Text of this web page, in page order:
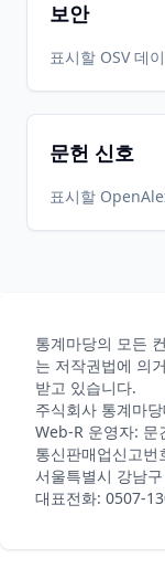
보안
표시할 OSV 데
문헌 신호
표시할
통계마당의 모든
는 저작권법에 의
받고 있습니다.
주식회사 통계마당
Web-R 운영자: 문
통신판매업신고
서울특별시 강남
대표전화: 0507-